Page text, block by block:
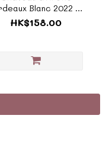
Blanc 2022 方
酒莊乾白《醇酒系列 -
F132A》
HK$158.00